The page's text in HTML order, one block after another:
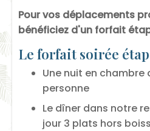
Pour vos déplacements
bénéficiez d'un forfait
Le forfait soirée
Une nuit en chambre
personne
Le dîner dans notre
jour 3 plats hors